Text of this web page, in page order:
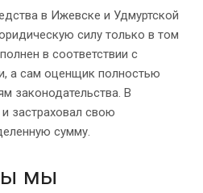
в Ижевске и Удмуртской
силу только в том
в соответствии с
а сам оценщик полностью
законодательства. В
застраховал свою
сумму.
мы